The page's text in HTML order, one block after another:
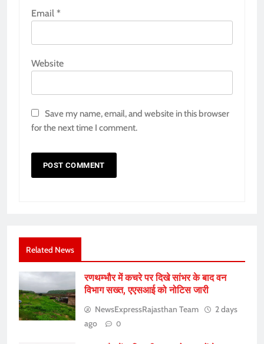
Email *
Website
Save my name, email, and website in this browser
for the next time I comment.
Related News
रणथम्भौर में कचरे पर दिखे सांभर के बाद वन
विभाग सख्त, एएसआई को नोटिस जारी
NewsExpressRajasthan Team
2 days
ago
0